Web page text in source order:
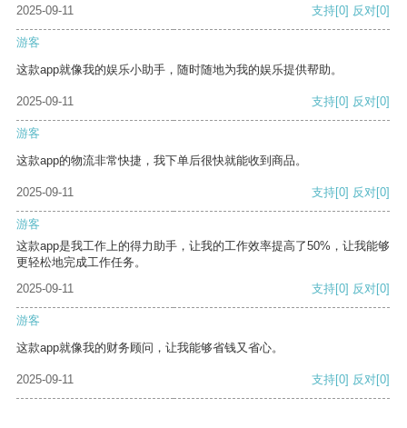
2025-09-11 支持[0] 反对[0]
游客
这款app就像我的娱乐小助手，随时随地为我的娱乐提供帮助。
2025-09-11 支持[0] 反对[0]
游客
这款app的物流非常快捷，我下单后很快就能收到商品。
2025-09-11 支持[0] 反对[0]
游客
这款app是我工作上的得力助手，让我的工作效率提高了50%，让我能够
更轻松地完成工作任务。
2025-09-11
支持[0] 反对[0]
游客
这款app就像我的财务顾问，让我能够省钱又省心。
2025-09-11 支持[0] 反对[0]